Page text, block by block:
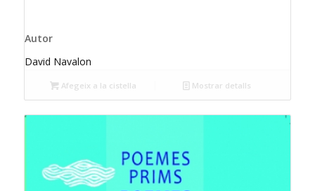
Autor
David Navalon
Afegeix a la cistella Mostrar detalls